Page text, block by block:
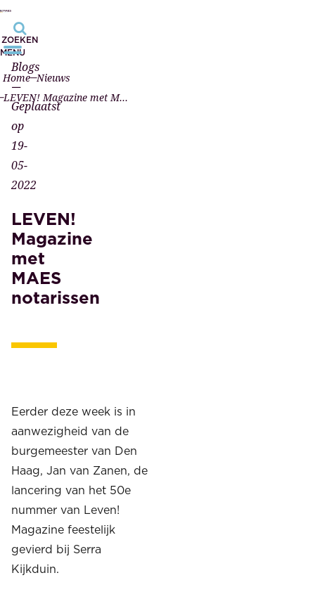
ZOEKEN
MENU
Home Nieuws
LEVEN! Magazine met MAES notarissen
Blogs
—
Geplaatst
op
19-
05-
2022
LEVEN!
Magazine
met
MAES
notarissen
Eerder deze week is in
aanwezigheid van de
burgemeester van Den
Haag, Jan van Zanen, de
lancering van het 50e
nummer van Leven!
Magazine feestelijk
gevierd bij Serra
Kijkduin.